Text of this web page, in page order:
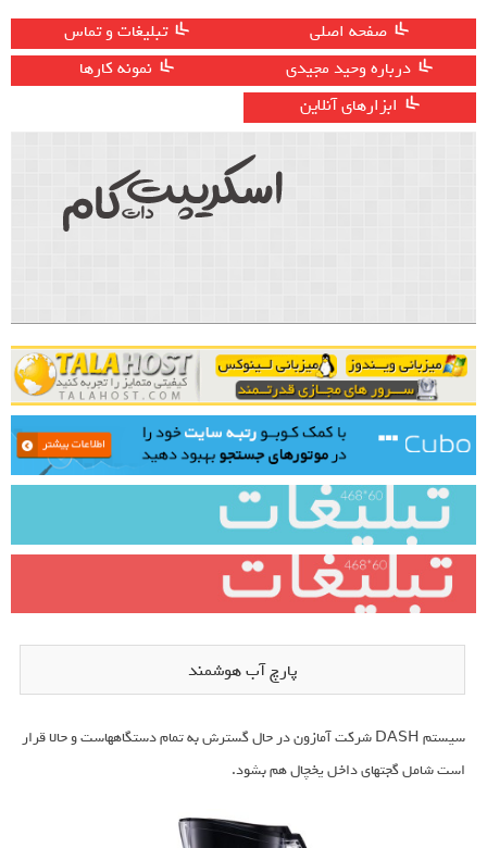
صفحه اصلی
تبلیغات و تماس
درباره وحید مجیدی
نمونه کارها
ابزارهای آنلاین
پارچ آب هوشمند
سیستم DASH شرکت آمازون در حال گسترش به تمام دستگاههاست و حالا قرار
است شامل گجتهای داخل یخچال هم بشود.